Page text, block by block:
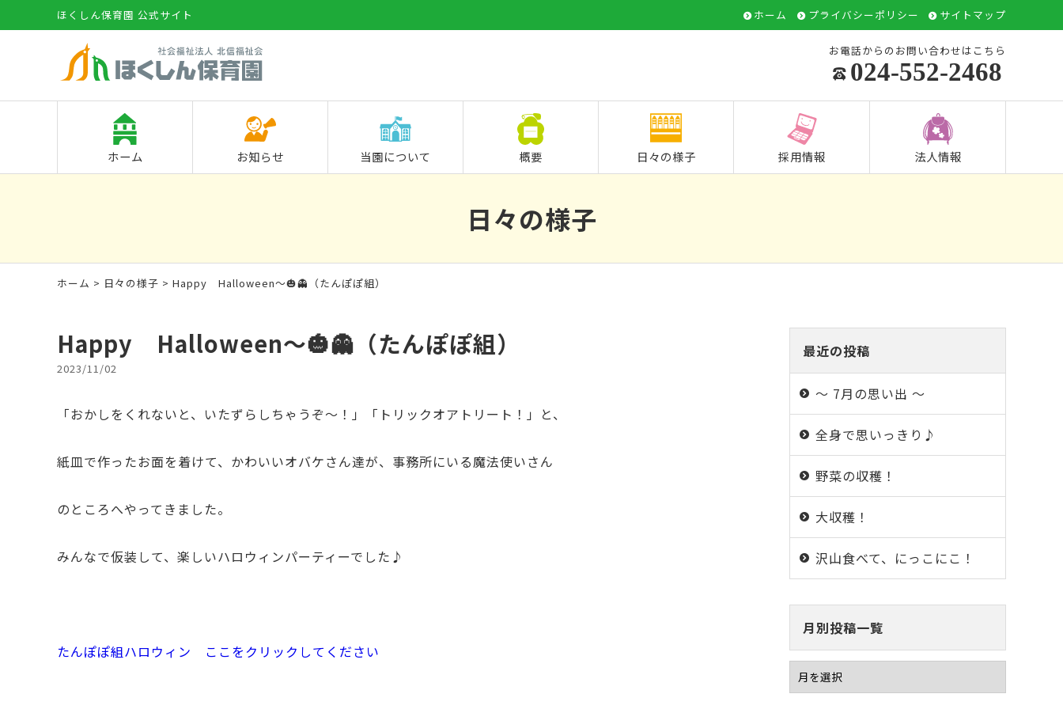
ほくしん保育園 公式サイト ホーム プライバシーポリシー サイトマップ
お電話からのお問い合わせはこちら
024-552-2468
ホーム お知らせ 当園について 概要 日々の様子 採用情報 法人情報
日々の様子
ホーム > 日々の様子 > Happy Halloween～🎃👻（たんぽぽ組）
Happy Halloween～🎃👻（たんぽぽ組）
2023/11/02
「おかしをくれないと、いたずらしちゃうぞ～！」「トリックオアトリート！」と、
紙皿で作ったお面を着けて、かわいいオバケさん達が、事務所にいる魔法使いさん
のところへやってきました。
みんなで仮装して、楽しいハロウィンパーティーでした♪
たんぽぽ組ハロウィン ここをクリックしてください
最近の投稿
～ 7月の思い出 ～
全身で思いっきり♪
野菜の収穫！
大収穫！
沢山食べて、にっこにこ！
月別投稿一覧